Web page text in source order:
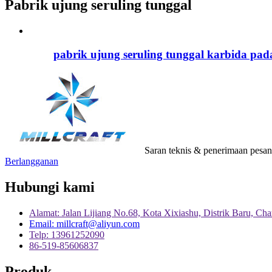
Pabrik ujung seruling tunggal
pabrik ujung seruling tunggal karbida
Saran teknis & penerimaan
Berlangganan
Hubungi kami
Alamat: Jalan Lijiang No.68, Kota Xixiashu, Distrik Baru,
Email: millcraft@aliyun.com
Telp: 13961252090
86-519-85606837